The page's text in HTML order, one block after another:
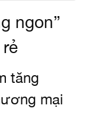
ngon”
tăng
mại